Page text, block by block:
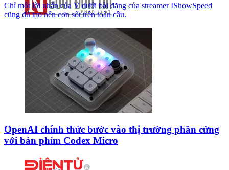
Chỉ một lời nhắn của V dưới bài đăng của streamer IShowSpeed
cũng đủ tạo nên cơn sốt trên toàn cầu.
OpenAI chính thức bước vào thị trường phần cứng
với bàn phím Codex Micro